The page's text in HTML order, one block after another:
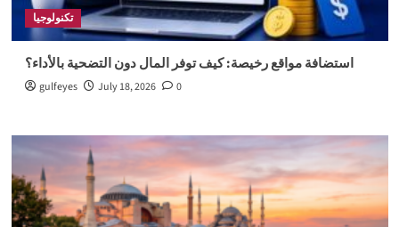
تكنولوجيا
استضافة مواقع رخيصة: كيف توفر المال دون التضحية بالأداء؟
gulfeyes July 18, 2026 0